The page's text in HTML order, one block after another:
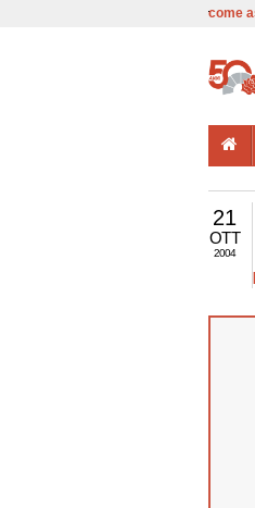
come
21
OTT
2004